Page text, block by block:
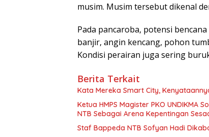
musim. Musim tersebut dikenal
Pada pancaroba, potensi
banjir, angin kencang, pohon
Kondisi perairan juga sering
Berita Terkait
Kata Mereka Smart City,
Ketua HMPS Magister PKO
NTB Sebagai Arena Kepentingan
Staf Bappeda NTB Sofyan Hadi